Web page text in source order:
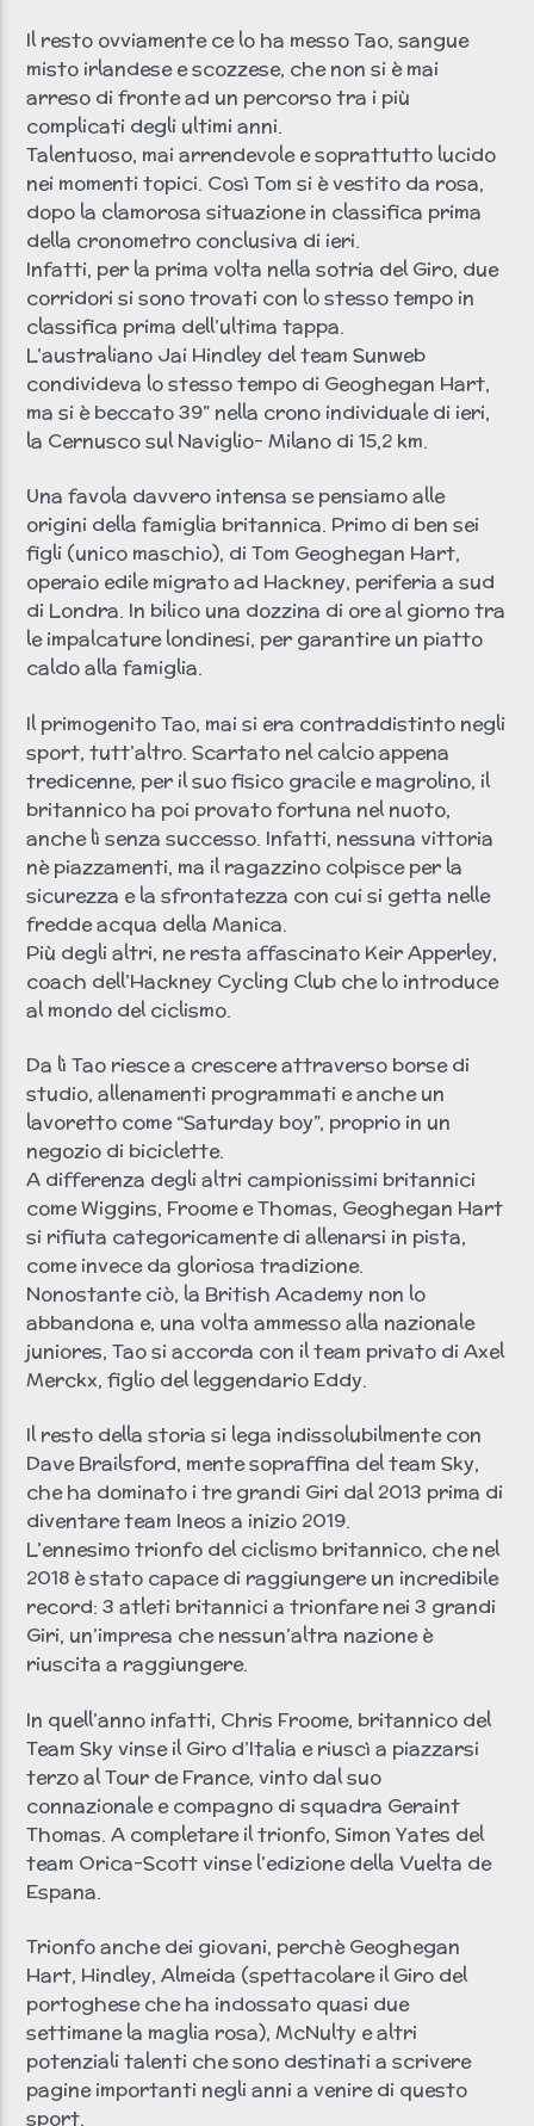
Il resto ovviamente ce lo ha messo Tao, sangue
misto irlandese e scozzese, che non si è mai
arreso di fronte ad un percorso tra i più
complicati degli ultimi anni.
Talentuoso, mai arrendevole e soprattutto lucido
nei momenti topici. Così Tom si è vestito da rosa,
dopo la clamorosa situazione in classifica prima
della cronometro conclusiva di ieri.
Infatti, per la prima volta nella sotria del Giro, due
corridori si sono trovati con lo stesso tempo in
classifica prima dell’ultima tappa.
L’australiano Jai Hindley del team Sunweb
condivideva lo stesso tempo di Geoghegan Hart,
ma si è beccato 39” nella crono individuale di ieri,
la Cernusco sul Naviglio- Milano di 15,2 km.
Una favola davvero intensa se pensiamo alle
origini della famiglia britannica. Primo di ben sei
figli (unico maschio), di Tom Geoghegan Hart,
operaio edile migrato ad Hackney, periferia a sud
di Londra. In bilico una dozzina di ore al giorno tra
le impalcature londinesi, per garantire un piatto
caldo alla famiglia.
Il primogenito Tao, mai si era contraddistinto negli
sport, tutt’altro. Scartato nel calcio appena
tredicenne, per il suo fisico gracile e magrolino, il
britannico ha poi provato fortuna nel nuoto,
anche lì senza successo. Infatti, nessuna vittoria
nè piazzamenti, ma il ragazzino colpisce per la
sicurezza e la sfrontatezza con cui si getta nelle
fredde acqua della Manica.
Più degli altri, ne resta affascinato Keir Apperley,
coach dell’Hackney Cycling Club che lo introduce
al mondo del ciclismo.
Da lì Tao riesce a crescere attraverso borse di
studio, allenamenti programmati e anche un
lavoretto come “Saturday boy”, proprio in un
negozio di biciclette.
A differenza degli altri campionissimi britannici
come Wiggins, Froome e Thomas, Geoghegan Hart
si rifiuta categoricamente di allenarsi in pista,
come invece da gloriosa tradizione.
Nonostante ciò, la British Academy non lo
abbandona e, una volta ammesso alla nazionale
juniores, Tao si accorda con il team privato di Axel
Merckx, figlio del leggendario Eddy.
Il resto della storia si lega indissolubilmente con
Dave Brailsford, mente sopraffina del team Sky,
che ha dominato i tre grandi Giri dal 2013 prima di
diventare team Ineos a inizio 2019.
L’ennesimo trionfo del ciclismo britannico, che nel
2018 è stato capace di raggiungere un incredibile
record: 3 atleti britannici a trionfare nei 3 grandi
Giri, un’impresa che nessun’altra nazione è
riuscita a raggiungere.
In quell’anno infatti, Chris Froome, britannico del
Team Sky vinse il Giro d’Italia e riuscì a piazzarsi
terzo al Tour de France, vinto dal suo
connazionale e compagno di squadra Geraint
Thomas. A completare il trionfo, Simon Yates del
team Orica-Scott vinse l’edizione della Vuelta de
Espana.
Trionfo anche dei giovani, perchè Geoghegan
Hart, Hindley, Almeida (spettacolare il Giro del
portoghese che ha indossato quasi due
settimane la maglia rosa), McNulty e altri
potenziali talenti che sono destinati a scrivere
pagine importanti negli anni a venire di questo
sport.